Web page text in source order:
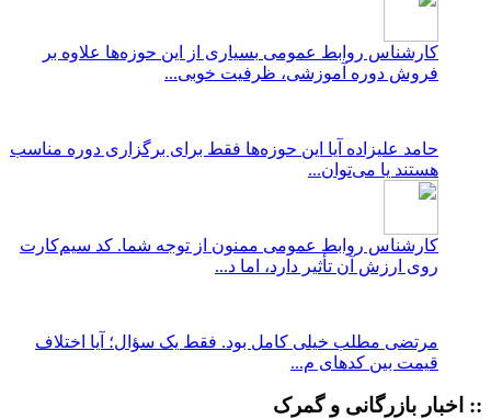
کارشناس روابط عمومی بسیاری از این حوزه‌ها علاوه بر
فروش دوره آموزشی، ظرفیت خوبی...
حامد علیزاده آیا این حوزه‌ها فقط برای برگزاری دوره مناسب
هستند یا می‌توان...
کارشناس روابط عمومی ممنون از توجه شما. کد سیم‌کارت
روی ارزش آن تأثیر دارد، اما د...
مرتضی مطلب خیلی کامل بود. فقط یک سؤال؛ آیا اختلاف
قیمت بین کدهای م...
:: اخبار بازرگانی و گمرک